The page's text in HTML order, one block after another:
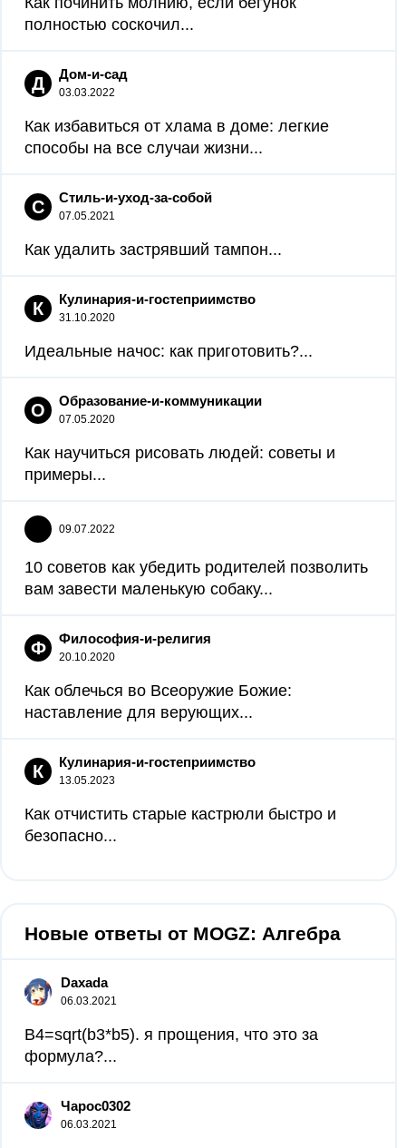
полностью соскочил...
Д Дом-и-сад
03.03.2022
Как избавиться от хлама в доме: легкие
способы на все случаи жизни...
С Стиль-и-уход-за-собой
07.05.2021
Как удалить застрявший тампон...
К Кулинария-и-гостеприимство
31.10.2020
Идеальные начос: как приготовить?...
О Образование-и-коммуникации
07.05.2020
Как научиться рисовать людей: советы и
примеры...
09.07.2022
10 советов как убедить родителей позволить
вам завести маленькую собаку...
Ф Философия-и-религия
20.10.2020
Как облечься во Всеоружие Божие:
наставление для верующих...
К Кулинария-и-гостеприимство
13.05.2023
Как отчистить старые кастрюли быстро и
безопасно...
Новые ответы от MOGZ: Алгебра
Daxada
06.03.2021
B4=sqrt(b3*b5). я прощения, что это за
формула?...
Чарос0302
06.03.2021